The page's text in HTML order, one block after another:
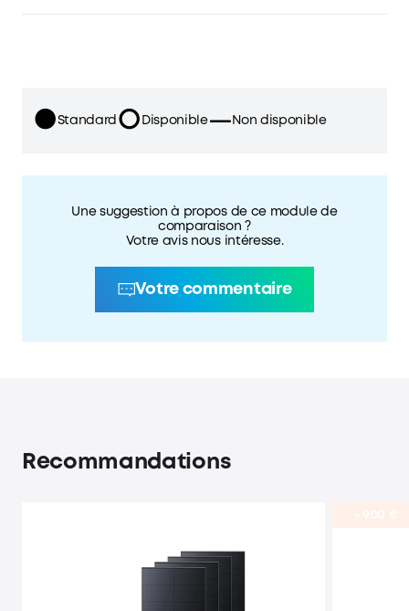
●Standard ○ Disponible— Non disponible
Une suggestion à propos de ce module de
comparaison ?
Votre avis nous intéresse.
Votre commentaire
Recommandations
- 900 €